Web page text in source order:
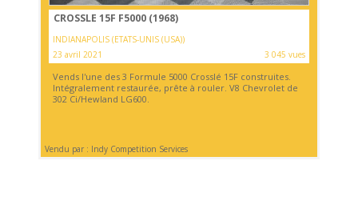
CROSSLE 15F F5000 (1968)
INDIANAPOLIS (ETATS-UNIS (USA))
23 avril 2021
3 045 vues
Vends l'une des 3 Formule 5000 Crosslé 15F construites.
Intégralement restaurée, prête à rouler. V8 Chevrolet de
302 Ci/Hewland LG600.
Vendu par : Indy Competition Services